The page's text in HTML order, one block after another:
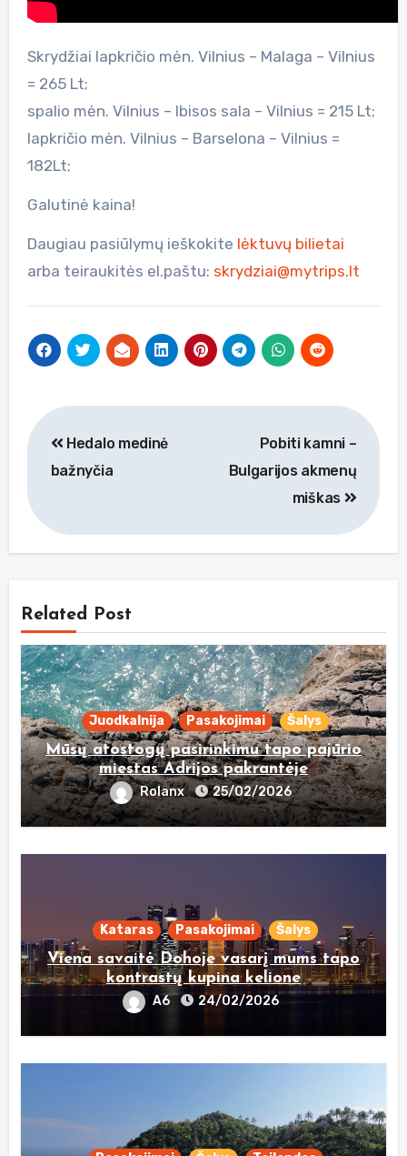
Skrydžiai lapkričio mėn. Vilnius – Malaga – Vilnius
= 265 Lt;
spalio mėn. Vilnius – Ibisos sala – Vilnius = 215 Lt;
lapkričio mėn. Vilnius – Barselona – Vilnius =
182Lt;
Galutinė kaina!
Daugiau pasiūlymų ieškokite lėktuvų bilietai
arba teiraukitės el.paštu: skrydziai@mytrips.lt
Navigacija
tarp
įrašų
Hedalo medinė
bažnyčia
Pobiti kamni –
Bulgarijos akmenų
miškas
Related Post
Juodkalnija Pasakojimai Šalys
Mūsų atostogų pasirinkimu tapo pajūrio
miestas Adrijos pakrantėje
Rolanx 25/02/2026
Kataras Pasakojimai Šalys
Viena savaitė Dohoje vasarį mums tapo
kontrastų kupina kelione
A6 24/02/2026